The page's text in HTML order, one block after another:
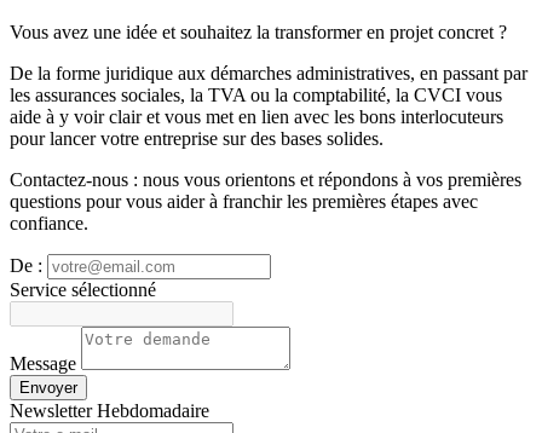
Vous avez une idée et souhaitez la transformer en projet concret ?
De la forme juridique aux démarches administratives, en passant par
les assurances sociales, la TVA ou la comptabilité, la CVCI vous
aide à y voir clair et vous met en lien avec les bons interlocuteurs
pour lancer votre entreprise sur des bases solides.
Contactez‑nous : nous vous orientons et répondons à vos premières
questions pour vous aider à franchir les premières étapes avec
confiance.
De :
Service sélectionné
Message
Envoyer
Newsletter Hebdomadaire